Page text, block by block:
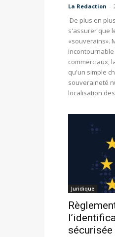
La Redaction -
De plus en
s'assurer que
«souverains».
commerciaux,
qu'un simple
souveraineté
localisation
Juridique
sécurisée